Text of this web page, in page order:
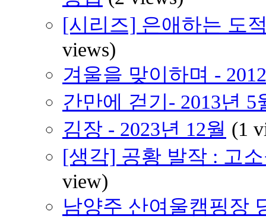
[시리즈] 은애하는 도
views)
겨울을 맞이하며 -
간만에 걷기- 2013년 5
김장 - 2023년 12월 (1
[생각] 공황 발작 : 고
view)
남양주 산여울캠핑장